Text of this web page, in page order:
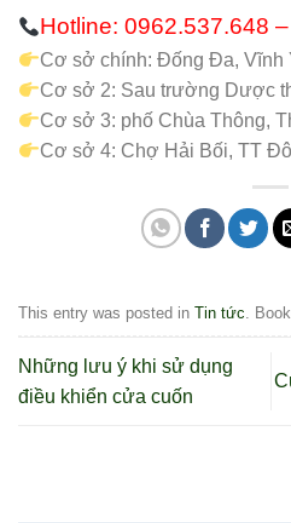
Hotline: 0962.537.648
Cơ sở chính: Đống Đa, Vĩnh
Cơ sở 2: Sau trường Dược
Cơ sở 3: phố Chùa Thông,
Cơ sở 4: Chợ Hải Bối, TT
This entry was posted in Tin tức.
Những lưu ý khi sử dụng
điều khiển cửa cuốn